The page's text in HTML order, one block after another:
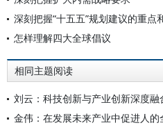
深刻把握“十五五”规划建议的重点
怎样理解四大全球倡议
相同主题阅读
刘云：科技创新与产业创新深度
金伟：在发展未来产业中促进人的